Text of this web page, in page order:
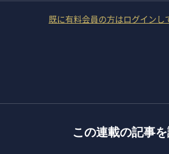
既に有料会員の方はログインし
この連載の記事